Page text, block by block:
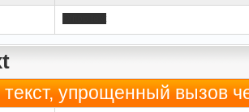
упрощенный вызов